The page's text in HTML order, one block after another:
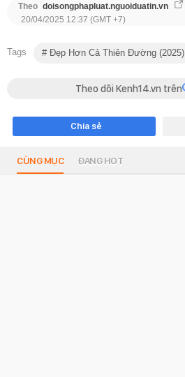
Theo doisongphapluat.nguoiduatin.vn
20/04/2025 12:37 (GMT +7)
Tags Đẹp Hơn Cả Thiên Đường (2025)
Theo dõi Kenh14.vn trên
Chia sẻ
CÙNG MỤC ĐANG HOT